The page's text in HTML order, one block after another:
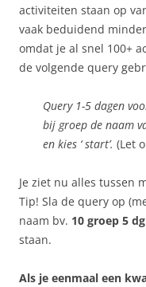
activiteiten staan op
vaak beduidend
omdat je al snel 100+
de volgende query
Query 1-5 dagen
bij groep de naam
en kies ‘ start’. (Let
Je ziet nu alles tussen
Tip! Sla de query op
naam bv. 10 groep 5
staan.
Als je eenmaal een